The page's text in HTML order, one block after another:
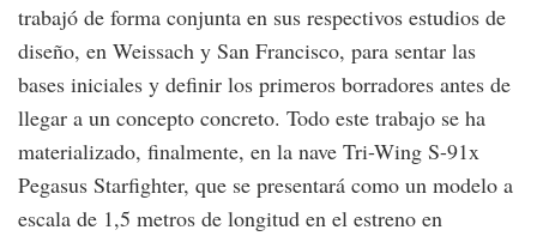
trabajó de forma conjunta en sus respectivos estudios de
diseño, en Weissach y San Francisco, para sentar las
bases iniciales y definir los primeros borradores antes de
llegar a un concepto concreto. Todo este trabajo se ha
materializado, finalmente, en la nave Tri-Wing S-91x
Pegasus Starfighter, que se presentará como un modelo a
escala de 1,5 metros de longitud en el estreno en